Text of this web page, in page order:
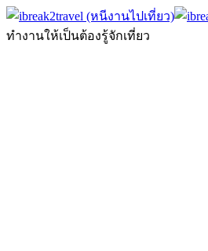
ทำงานให้เป็นต้องรู้จักเที่ยว